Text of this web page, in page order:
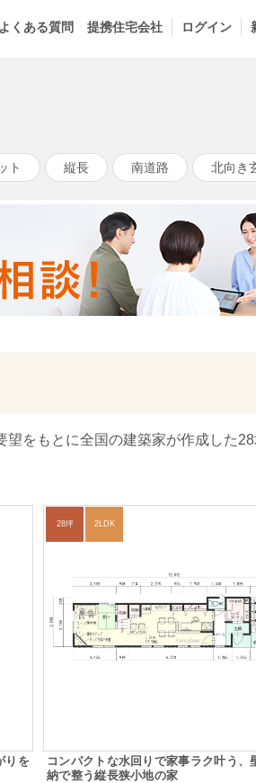
よくある質問 提携住宅会社 ログイン
ト 縦長 南道路 北向き
をもとに全国の建築家が作成した
りを
28坪 2LDK
コンパクトな水回りで家事ラク叶う、
納で整う縦長狭小地の家